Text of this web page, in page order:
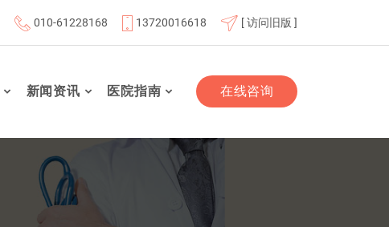
北京航天总医院联体成员单位 北京市老年友善医疗机构
010-61228168 13720016618 [ 访问旧版 ]
新闻资讯 医院指南 在线咨询